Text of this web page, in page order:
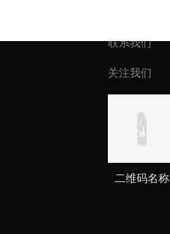
联系我们
关注我们
二维码名称